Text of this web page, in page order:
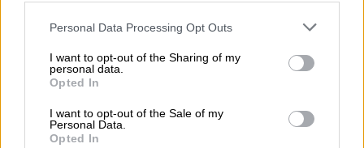
Please note that this website/app uses one or more Google
not limited to your visit or usage behaviour. You may click to
grant or deny consent to Google and its third-party tags to
use your data for below specified purposes in below Google
consent section.
Personal Data Processing Opt Outs
I want to opt-out of the Sharing of my
personal data.
Opted In
I want to opt-out of the Sale of my
Personal Data.
Opted In
ή πυρπολήθηκαν.
Σύμφωνα με δημοσιεύματα στον Τύπο της
Βραζιλίας, τα επεισόδια ξέσπασαν όταν
διαδηλωτές προσπάθησαν να
εισβάλουν
στην έδρα της αστυνομίας